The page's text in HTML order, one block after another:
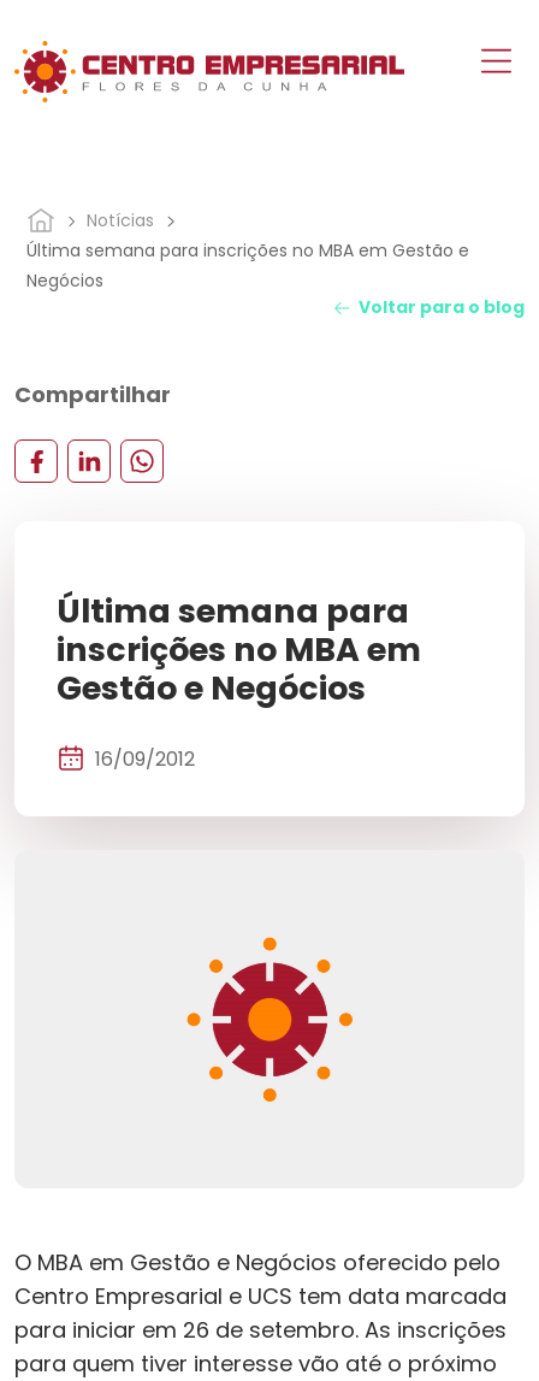
Notícias
Última semana para inscrições no MBA em Gestão e
Negócios
Voltar para o blog
Compartilhar
Última semana para
inscrições no MBA em
Gestão e Negócios
16/09/2012
O MBA em Gestão e Negócios oferecido pelo
Centro Empresarial e UCS tem data marcada
para iniciar em 26 de setembro. As inscrições
para quem tiver interesse vão até o próximo